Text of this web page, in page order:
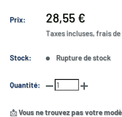
Prix:
Prix
réduit
28,55 €
Taxes incluses, frais
Stock: Rupture de stock
Quantité:
📩Vous ne trouvez pas votre